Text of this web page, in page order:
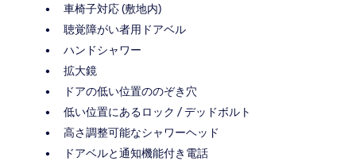
車椅子対応 (敷地内)
聴覚障がい者用ドアベル
ハンドシャワー
拡大鏡
ドアの低い位置ののぞき穴
低い位置にあるロック / デッドボルト
高さ調整可能なシャワーヘッド
ドアベルと通知機能付き電話